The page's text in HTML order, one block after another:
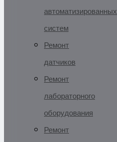
автоматизированных
систем
Ремонт
датчиков
Ремонт
лабораторного
оборудования
Ремонт